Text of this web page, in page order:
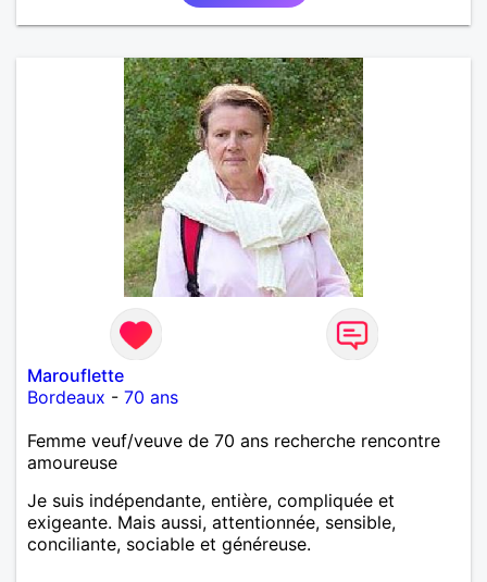
Marouflette
Bordeaux - 70 ans
Femme veuf/veuve de 70 ans recherche rencontre
amoureuse
Je suis indépendante, entière, compliquée et
exigeante. Mais aussi, attentionnée, sensible,
conciliante, sociable et généreuse.